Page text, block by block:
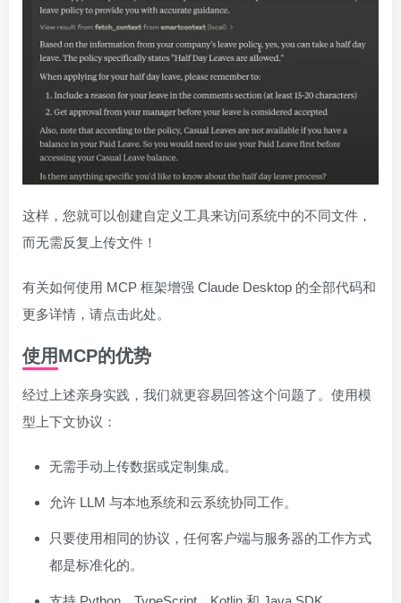
这样，您就可以创建自定义工具来访问系统中的不同文件，
而无需反复上传文件！
有关如何使用 MCP 框架增强 Claude Desktop 的全部代码和
更多详情，请点击此处。
使用MCP的优势
经过上述亲身实践，我们就更容易回答这个问题了。使用模
型上下文协议：
无需手动上传数据或定制集成。
允许 LLM 与本地系统和云系统协同工作。
只要使用相同的协议，任何客户端与服务器的工作方式
都是标准化的。